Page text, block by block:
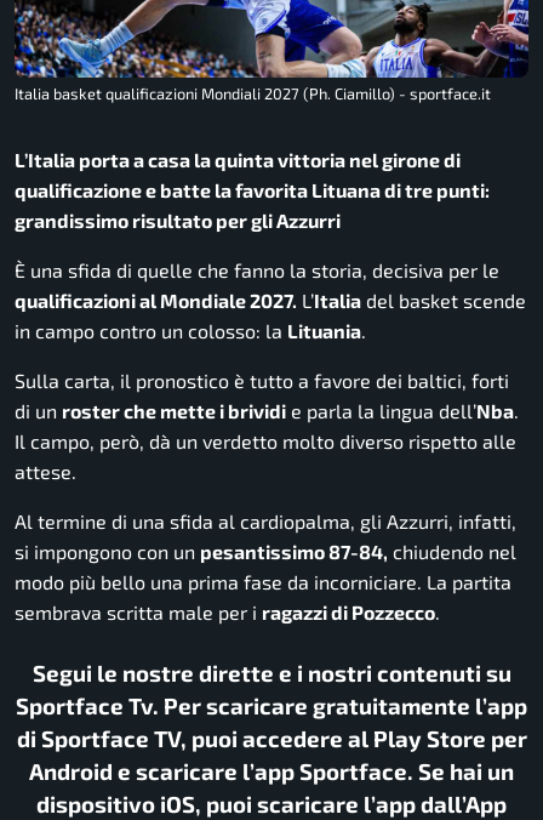
Italia basket qualificazioni Mondiali 2027 (Ph. Ciamillo) - sportface.it
L’Italia porta a casa la quinta vittoria nel girone di
qualificazione e batte la favorita Lituana di tre punti:
grandissimo risultato per gli Azzurri
È una sfida di quelle che fanno la storia, decisiva per le
qualificazioni al Mondiale 2027. L’Italia del basket scende
in campo contro un colosso: la Lituania.
Sulla carta, il pronostico è tutto a favore dei baltici, forti
di un roster che mette i brividi e parla la lingua dell’Nba.
Il campo, però, dà un verdetto molto diverso rispetto alle
attese.
Al termine di una sfida al cardiopalma, gli Azzurri, infatti,
si impongono con un pesantissimo 87-84, chiudendo nel
modo più bello una prima fase da incorniciare. La partita
sembrava scritta male per i ragazzi di Pozzecco.
Segui le nostre dirette e i nostri contenuti su
Sportface Tv. Per scaricare gratuitamente l’app
di Sportface TV, puoi accedere al Play Store per
Android e scaricare l’app Sportface. Se hai un
dispositivo iOS, puoi scaricare l’app dall’App